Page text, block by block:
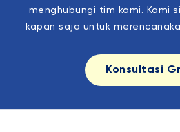
menghubungi tim kami. Kami
kapan saja untuk
Konsultasi